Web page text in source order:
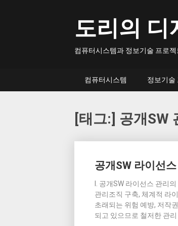
도리의 디
컴퓨터시스템과 정보기술 프로젝
컴퓨터시스템 정보기술
[태그:] 공개SW
공개SW 라이선스
I. 공개SW 라이선스 관리
관리조직 구축, 체계적 라
초래되는 위험 예방, 저작
되고 있으므로 철저한 관
navigation